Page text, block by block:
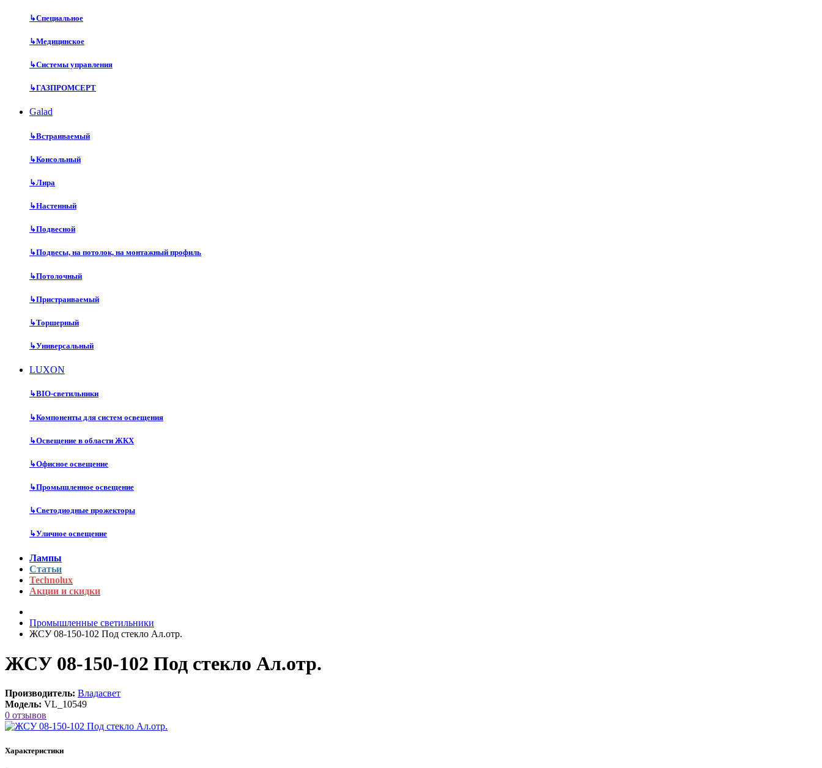
↳Специальное
↳Медицинское
↳Системы управления
↳ГАЗПРОМСЕРТ
Galad
↳Встраиваемый
↳Консольный
↳Лира
↳Настенный
↳Подвесной
↳Подвесы, на потолок, на монтажный профиль
↳Потолочный
↳Пристраиваемый
↳Торшерный
↳Универсальный
LUXON
↳BIO-светильники
↳Компоненты для систем освещения
↳Освещение в области ЖКХ
↳Офисное освещение
↳Промышленное освещение
↳Светодиодные прожекторы
↳Уличное освещение
Лампы
Статьи
Technolux
Акции и скидки
Промышленные светильники
ЖСУ 08-150-102 Под стекло Ал.отр.
ЖСУ 08-150-102 Под стекло Ал.отр.
Производитель: Владасвет
Модель: VL_10549
0 отзывов
Характеристики